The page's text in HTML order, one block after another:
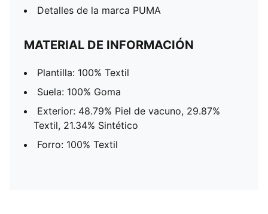
Detalles de la marca PUMA
MATERIAL DE INFORMACIÓN
Plantilla: 100% Textil
Suela: 100% Goma
Exterior: 48.79% Piel de vacuno, 29.87%
Textil, 21.34% Sintético
Forro: 100% Textil